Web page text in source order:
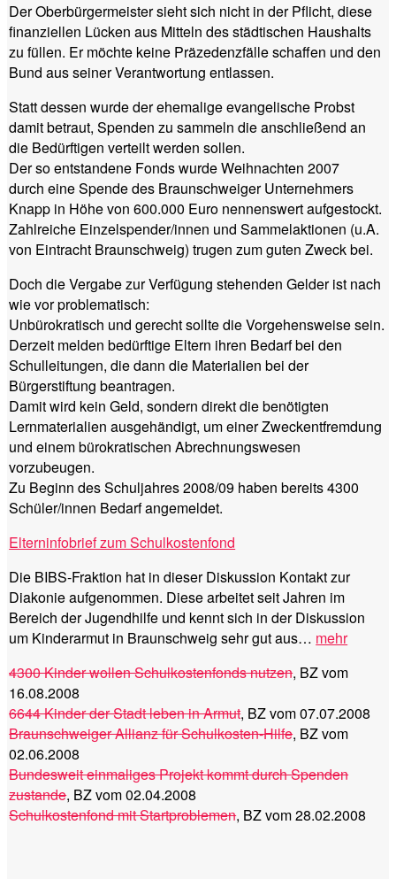
Der Oberbürgermeister sieht sich nicht in der Pflicht, diese
finanziellen Lücken aus Mitteln des städtischen Haushalts
zu füllen. Er möchte keine Präzedenzfälle schaffen und den
Bund aus seiner Verantwortung entlassen.
Statt dessen wurde der ehemalige evangelische Probst
damit betraut, Spenden zu sammeln die anschließend an
die Bedürftigen verteilt werden sollen.
Der so entstandene Fonds wurde Weihnachten 2007
durch eine Spende des Braunschweiger Unternehmers
Knapp in Höhe von 600.000 Euro nennenswert aufgestockt.
Zahlreiche Einzelspender/innen und Sammelaktionen (u.A.
von Eintracht Braunschweig) trugen zum guten Zweck bei.
Doch die Vergabe zur Verfügung stehenden Gelder ist nach
wie vor problematisch:
Unbürokratisch und gerecht sollte die Vorgehensweise sein.
Derzeit melden bedürftige Eltern ihren Bedarf bei den
Schulleitungen, die dann die Materialien bei der
Bürgerstiftung beantragen.
Damit wird kein Geld, sondern direkt die benötigten
Lernmaterialien ausgehändigt, um einer Zweckentfremdung
und einem bürokratischen Abrechnungswesen
vorzubeugen.
Zu Beginn des Schuljahres 2008/09 haben bereits 4300
Schüler/innen Bedarf angemeldet.
Elterninfobrief zum Schulkostenfond
Die BIBS-Fraktion hat in dieser Diskussion Kontakt zur
Diakonie aufgenommen. Diese arbeitet seit Jahren im
Bereich der Jugendhilfe und kennt sich in der Diskussion
um Kinderarmut in Braunschweig sehr gut aus… mehr
4300 Kinder wollen Schulkostenfonds nutzen, BZ vom
16.08.2008
6644 Kinder der Stadt leben in Armut, BZ vom 07.07.2008
Braunschweiger Allianz für Schulkosten-Hilfe, BZ vom
02.06.2008
Bundesweit einmaliges Projekt kommt durch Spenden
zustande, BZ vom 02.04.2008
Schulkostenfond mit Startproblemen, BZ vom 28.02.2008